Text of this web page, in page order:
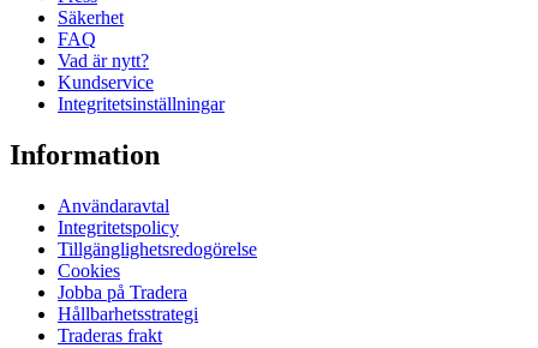
Säkerhet
FAQ
Vad är nytt?
Kundservice
Integritetsinställningar
Information
Användaravtal
Integritetspolicy
Tillgänglighetsredogörelse
Cookies
Jobba på Tradera
Hållbarhetsstrategi
Traderas frakt